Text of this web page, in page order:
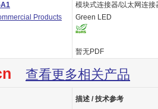
Products
模块式连接器/以太网连
Green LED
暂无PDF
查看更多相关产品
描述 / 技术参考